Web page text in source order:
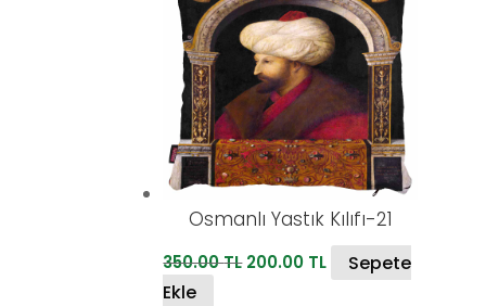
Osmanlı Yastık Kılıfı-21
350.00TL Orijinal
200.00 TL
andaki
Sepete
Ekle